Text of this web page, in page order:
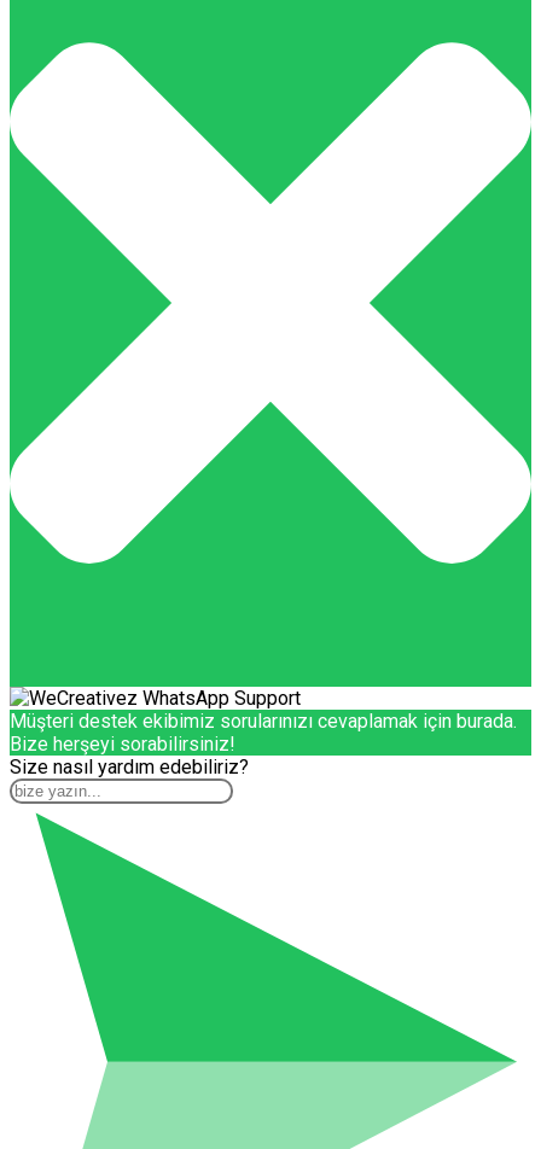
Müşteri destek ekibimiz sorularınızı cevaplamak için burada.
Bize herşeyi sorabilirsiniz!
Size nasıl yardım edebiliriz?